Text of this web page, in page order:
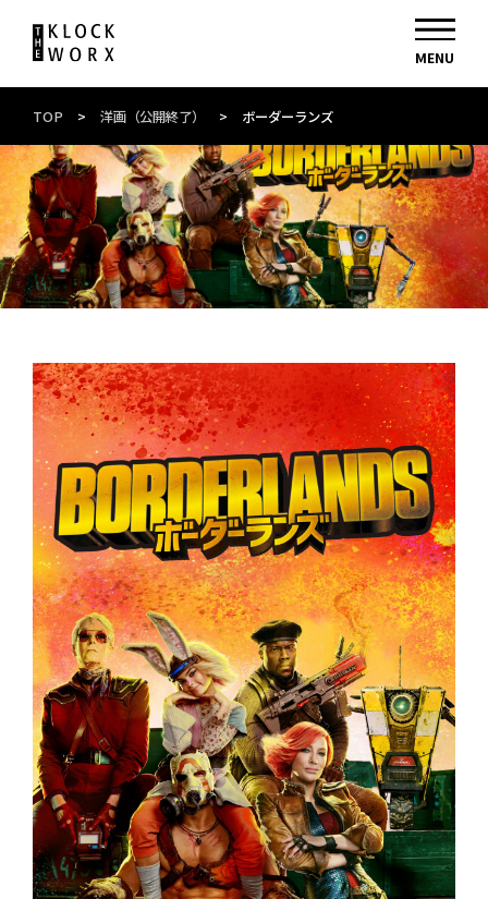
TOP > 洋画（公開終了） > ボーダーランズ